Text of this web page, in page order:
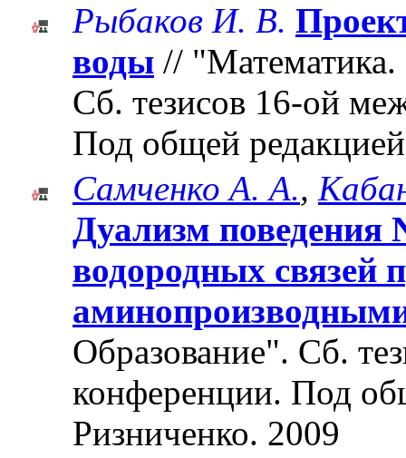
Рыбаков И. В.
воды //
Cб. тезисов 16-ой
Под общей
Самченко А. А.,
Дуализм
водородных связей
Образование". Cб.
конференции. Под
Ризниченко. 2009